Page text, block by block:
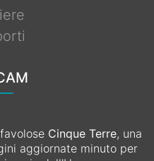
Cinque Terre, una
aggiornate minuto per